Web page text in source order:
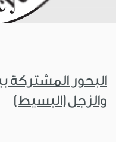
البحور المشتركة
والزجل(البسيط)